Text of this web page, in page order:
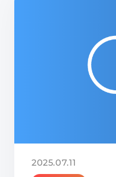
2025.07.11